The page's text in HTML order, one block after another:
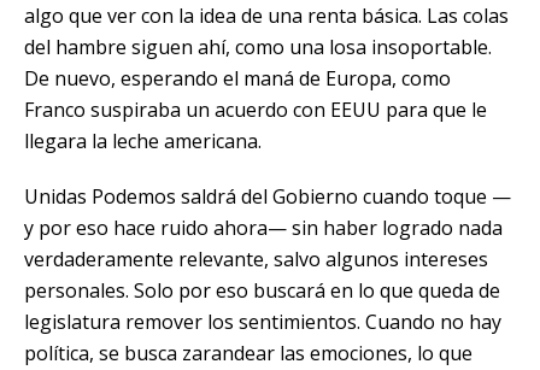
algo que ver con la idea de una renta básica. Las colas
del hambre siguen ahí, como una losa insoportable.
De nuevo, esperando el maná de Europa, como
Franco suspiraba un acuerdo con EEUU para que le
llegara la leche americana.
Unidas Podemos saldrá del Gobierno cuando toque —
y por eso hace ruido ahora— sin haber logrado nada
verdaderamente relevante, salvo algunos intereses
personales. Solo por eso buscará en lo que queda de
legislatura remover los sentimientos. Cuando no hay
política, se busca zarandear las emociones, lo que